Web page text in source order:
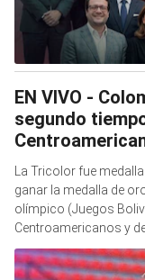
EN VIVO -
segundo
La Tricolor fue
ganar la medalla de
olímpico (Juegos
Centroamericanos y